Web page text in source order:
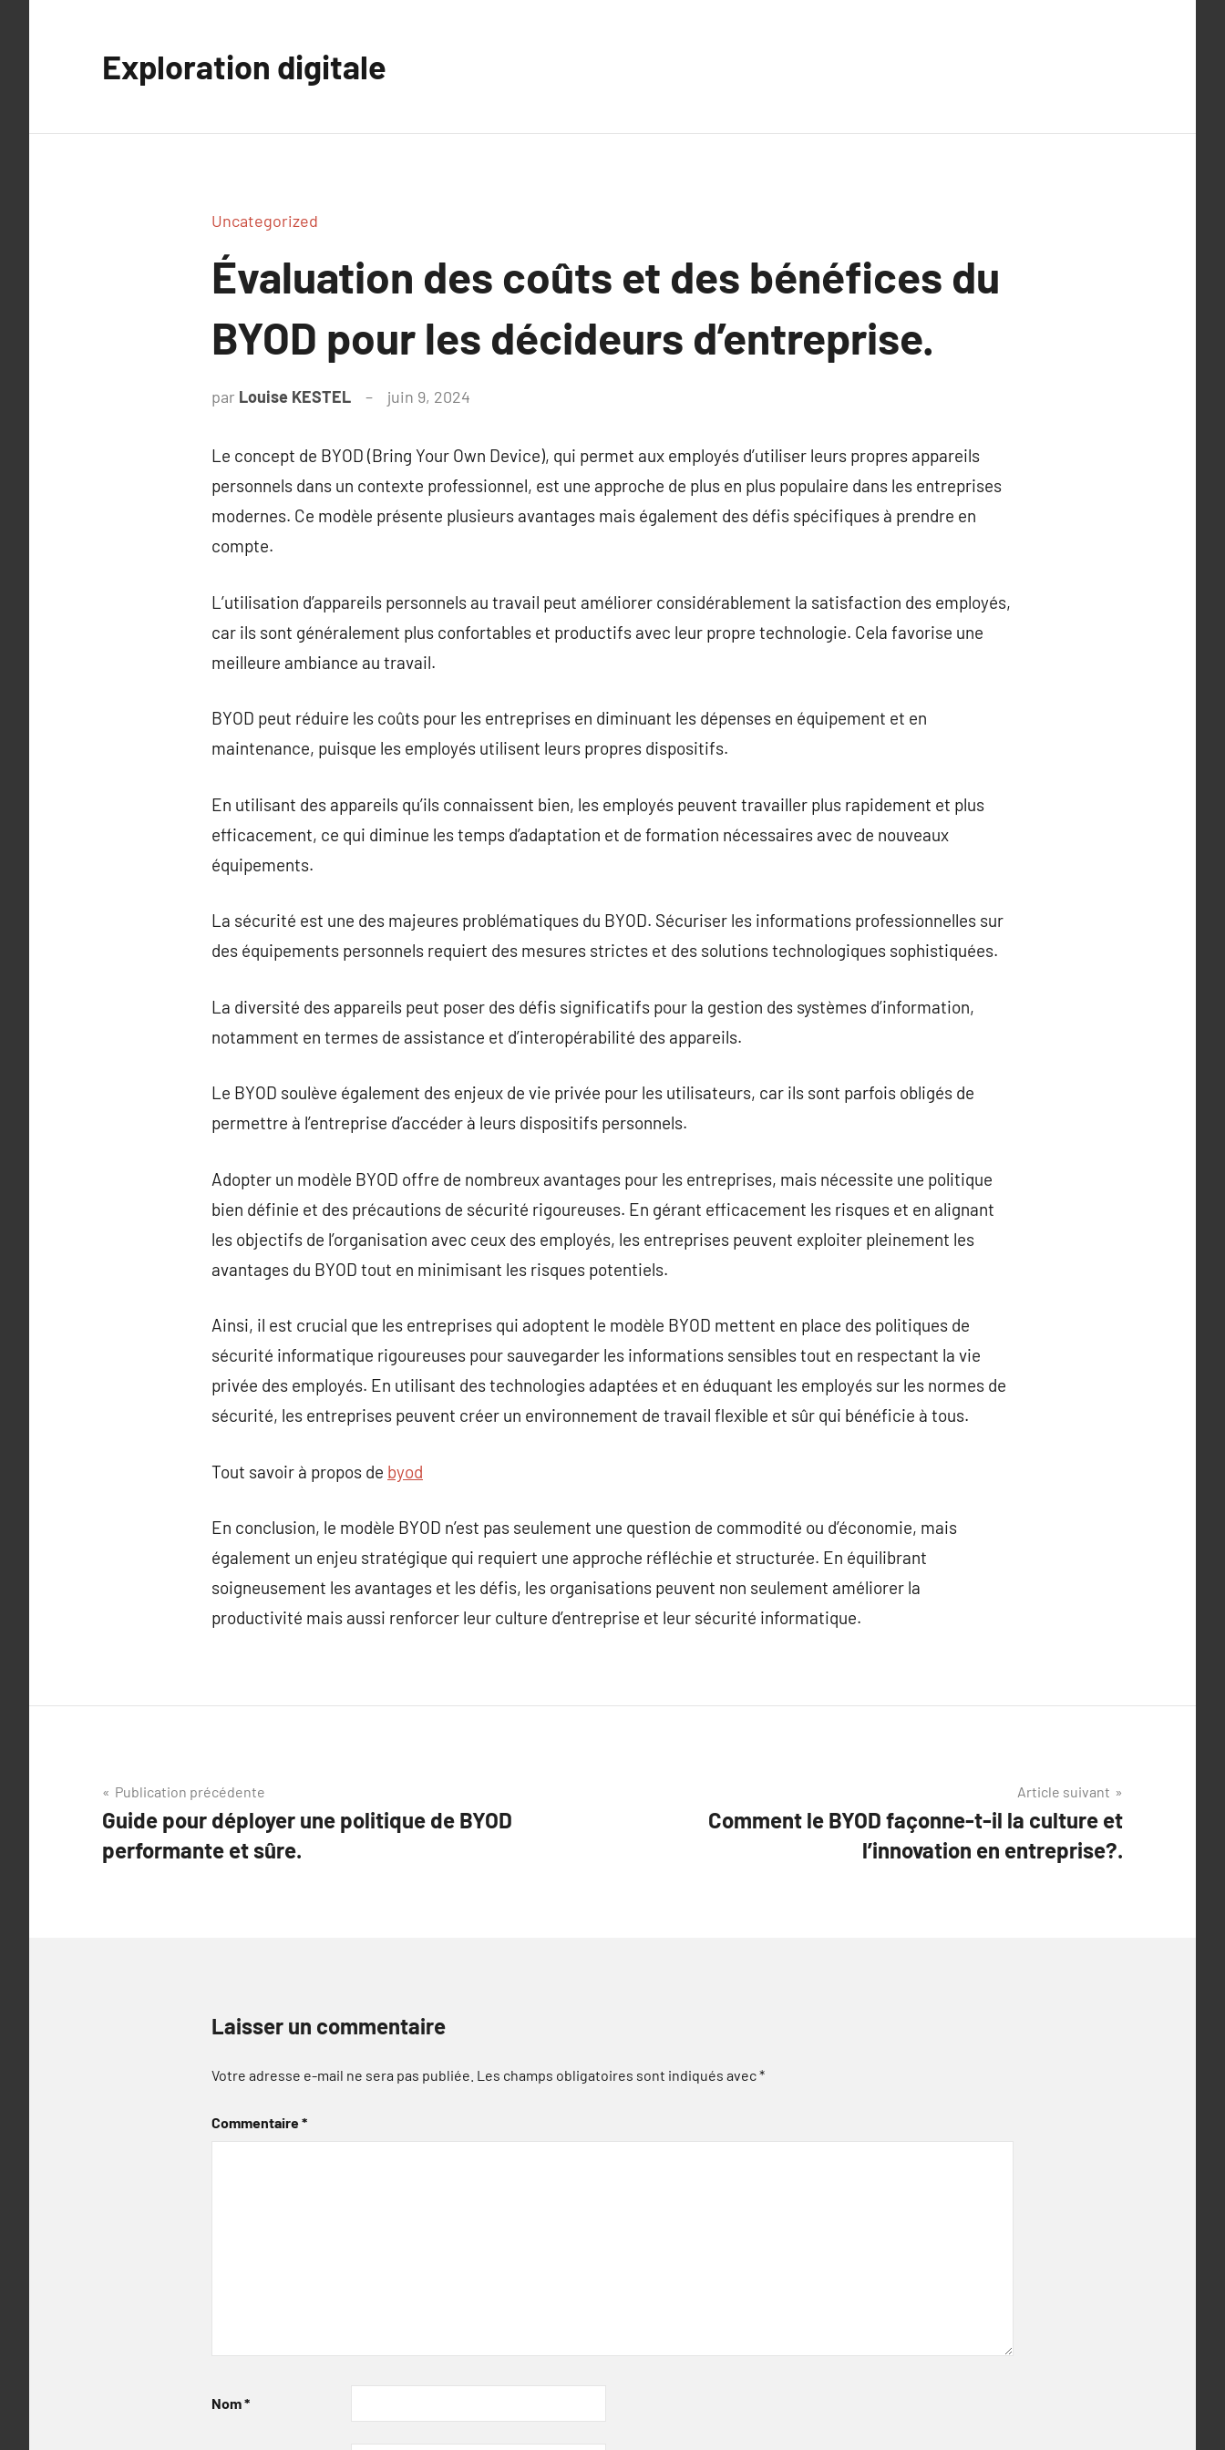
Exploration digitale
Uncategorized
Évaluation des coûts et des bénéfices du
BYOD pour les décideurs d’entreprise.
par Louise KESTEL juin 9, 2024
Le concept de BYOD (Bring Your Own Device), qui permet aux employés d’utiliser leurs propres appareils
personnels dans un contexte professionnel, est une approche de plus en plus populaire dans les entreprises
modernes. Ce modèle présente plusieurs avantages mais également des défis spécifiques à prendre en
compte.
L’utilisation d’appareils personnels au travail peut améliorer considérablement la satisfaction des employés,
car ils sont généralement plus confortables et productifs avec leur propre technologie. Cela favorise une
meilleure ambiance au travail.
BYOD peut réduire les coûts pour les entreprises en diminuant les dépenses en équipement et en
maintenance, puisque les employés utilisent leurs propres dispositifs.
En utilisant des appareils qu’ils connaissent bien, les employés peuvent travailler plus rapidement et plus
efficacement, ce qui diminue les temps d’adaptation et de formation nécessaires avec de nouveaux
équipements.
La sécurité est une des majeures problématiques du BYOD. Sécuriser les informations professionnelles sur
des équipements personnels requiert des mesures strictes et des solutions technologiques sophistiquées.
La diversité des appareils peut poser des défis significatifs pour la gestion des systèmes d’information,
notamment en termes de assistance et d’interopérabilité des appareils.
Le BYOD soulève également des enjeux de vie privée pour les utilisateurs, car ils sont parfois obligés de
permettre à l’entreprise d’accéder à leurs dispositifs personnels.
Adopter un modèle BYOD offre de nombreux avantages pour les entreprises, mais nécessite une politique
bien définie et des précautions de sécurité rigoureuses. En gérant efficacement les risques et en alignant
les objectifs de l’organisation avec ceux des employés, les entreprises peuvent exploiter pleinement les
avantages du BYOD tout en minimisant les risques potentiels.
Ainsi, il est crucial que les entreprises qui adoptent le modèle BYOD mettent en place des politiques de
sécurité informatique rigoureuses pour sauvegarder les informations sensibles tout en respectant la vie
privée des employés. En utilisant des technologies adaptées et en éduquant les employés sur les normes de
sécurité, les entreprises peuvent créer un environnement de travail flexible et sûr qui bénéficie à tous.
Tout savoir à propos de byod
En conclusion, le modèle BYOD n’est pas seulement une question de commodité ou d’économie, mais
également un enjeu stratégique qui requiert une approche réfléchie et structurée. En équilibrant
soigneusement les avantages et les défis, les organisations peuvent non seulement améliorer la
productivité mais aussi renforcer leur culture d’entreprise et leur sécurité informatique.
Navigation
de
l’article
Publication précédente
Guide pour déployer une politique de BYOD
performante et sûre.
Article suivant
Comment le BYOD façonne-t-il la culture et
l’innovation en entreprise?.
Laisser un commentaire
Votre adresse e-mail ne sera pas publiée. Les champs obligatoires sont indiqués avec*
Commentaire*
Nom*